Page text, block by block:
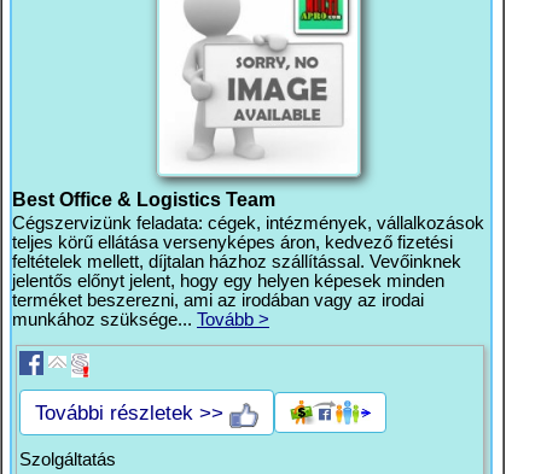
Best Office & Logistics Team
Cégszervizünk feladata: cégek, intézmények, vállalkozások
teljes körű ellátása versenyképes áron, kedvező fizetési
feltételek mellett, díjtalan házhoz szállítással. Vevőinknek
jelentős előnyt jelent, hogy egy helyen képesek minden
terméket beszerezni, ami az irodában vagy az irodai
munkához szüksége... Tovább >
További részletek >>
Szolgáltatás